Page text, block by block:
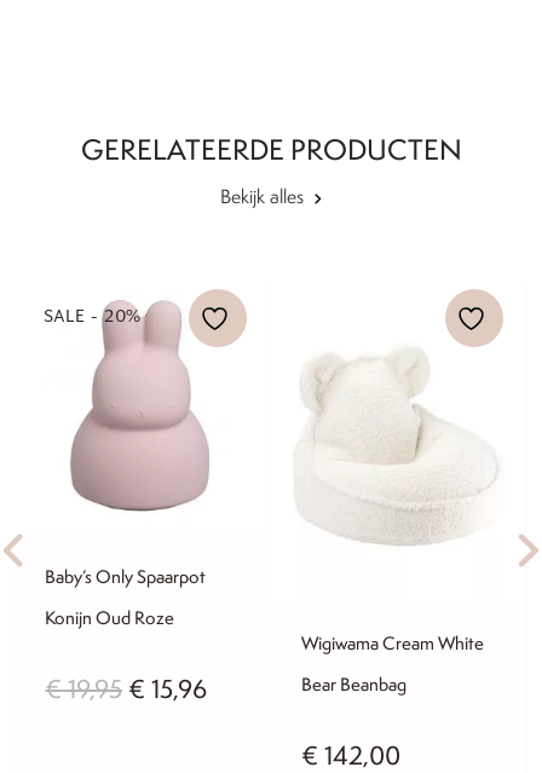
GERELATEERDE PRODUCTEN
Bekijk alles
SALE - 20%
Baby’s Only Spaarpot
Konijn Oud Roze
€19,95 Oorspronkelijke
€ 15,96Huidige
Wigiwama Cream White
Bear Beanbag
€ 142,00